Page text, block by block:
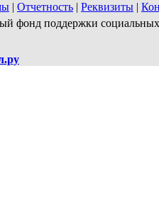
| Отчетность | Реквизиты |
фонд поддержки